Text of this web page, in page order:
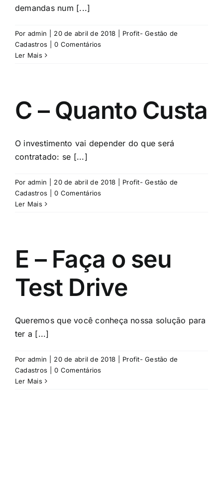
demandas num [...]
Por admin 20 de abril de 2018
Profit- Gestão de
Cadastros
0 Comentários
Ler Mais
C – Quanto Custa
O investimento vai depender do que será
contratado: se [...]
Por admin 20 de abril de 2018
Profit- Gestão de
Cadastros
0 Comentários
Ler Mais
E – Faça o seu
Test Drive
Queremos que você conheça nossa solução para
ter a [...]
Por admin 20 de abril de 2018
Profit- Gestão de
Cadastros
0 Comentários
Ler Mais